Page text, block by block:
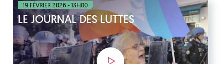
19 FÉVRIER 2026 - 13H00
LE JOURNAL DES LUTTES